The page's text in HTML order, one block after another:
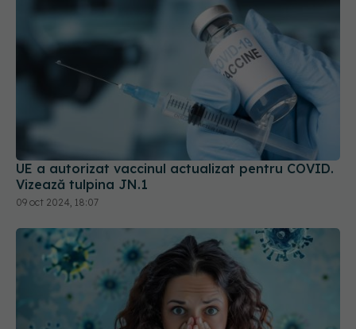
UE a autorizat vaccinul actualizat pentru COVID.
Vizează tulpina JN.1
09 oct 2024, 18:07